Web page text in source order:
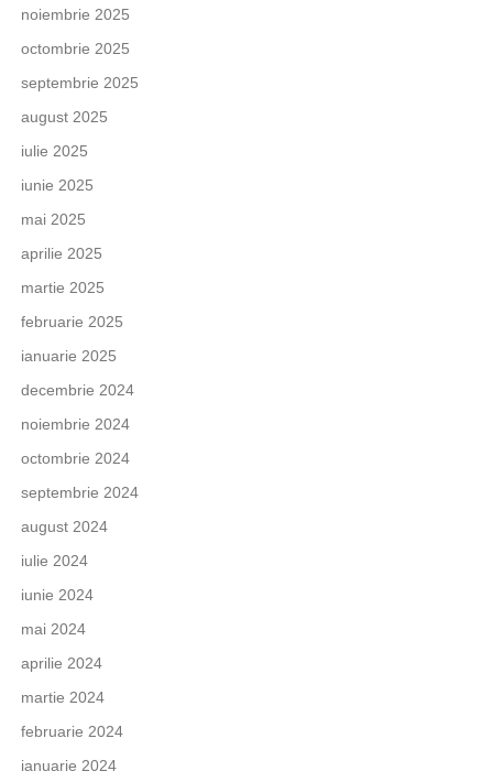
noiembrie 2025
octombrie 2025
septembrie 2025
august 2025
iulie 2025
iunie 2025
mai 2025
aprilie 2025
martie 2025
februarie 2025
ianuarie 2025
decembrie 2024
noiembrie 2024
octombrie 2024
septembrie 2024
august 2024
iulie 2024
iunie 2024
mai 2024
aprilie 2024
martie 2024
februarie 2024
ianuarie 2024